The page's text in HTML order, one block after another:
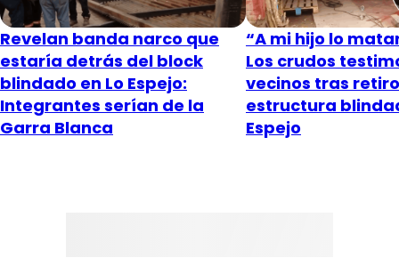
Revelan banda narco que
estaría detrás del block
blindado en Lo Espejo:
Integrantes serían de la
Garra Blanca
“A mi hijo lo
Los crudos
vecinos tras
estructura
Espejo